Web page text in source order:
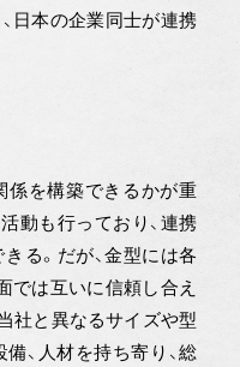
日本の企業同士が連携
係を構築できるかが重
動も行っており、連携
る。だが、金型には各
では互いに信頼し合え
社と異なるサイズや型
、人材を持ち寄り、総